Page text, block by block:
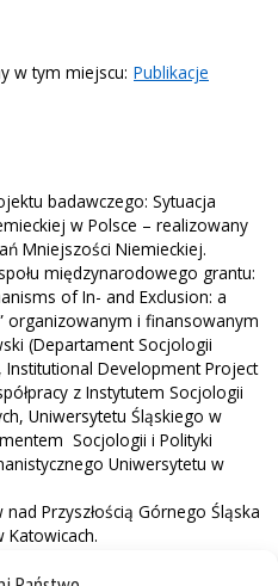
w tym miejscu: Publikacje
badawczego: Sytuacja
w Polsce – realizowany
Mniejszości Niemieckiej.
międzynarodowego grantu:
of In- and Exclusion: a
organizowanym i finansowanym
(Departament Socjologii
Institutional Development Project
z Instytutem Socjologii
Uniwersytetu Śląskiego w
Socjologii i Polityki
Uniwersytetu w
Przyszłością Górnego Śląska
Katowicach.